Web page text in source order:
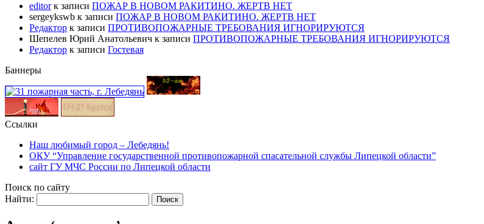
editorк записи ПОЖАР В НОВОМ РАКИТИНО. ЖЕРТВ НЕТ
sergeykswb к записи ПОЖАР В НОВОМ РАКИТИНО. ЖЕРТВ НЕТ
Редактор к записи ПРОТИВОПОЖАРНЫЕ ТРЕБОВАНИЯ ИГНОРИРУЮТСЯ
Шепелев Юрий Анатольевич к записи ПРОТИВОПОЖАРНЫЕ ТРЕБОВАНИЯ ИГНОРИРУЮТСЯ
Редактор к записи Гостевая
Баннеры
Ссылки
Наш любимый город – Лебедянь!
ОКУ “Управление государственной противопожарной спасательной службы Липецкой области”
сайт ГУ МЧС России по Липецкой области
Поиск по сайту
Найти: